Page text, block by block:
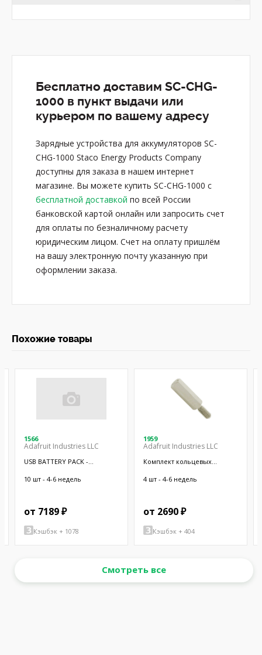
Бесплатно доставим SC-CHG-
1000 в пункт выдачи или
курьером по вашему адресу
Зарядные устройства для аккумуляторов SC-
CHG-1000 Staco Energy Products Company
доступны для заказа в нашем интернет
магазине. Вы можете купить SC-CHG-1000 с
бесплатной доставкой по всей России
банковской картой онлайн или запросить счет
для оплаты по безналичному расчету
юридическим лицом. Счет на оплату пришлём
на вашу электронную почту указанную при
оформлении заказа.
Похожие товары
1566
Adafruit Industries LLC
USB BATTERY PACK -
10 шт - 4-6 недель
от 7189 ₽
Кэшбэк + 1078
1959
Adafruit Industries LLC
Комплект кольцевых
4 шт - 4-6 недель
от 2690 ₽
Кэшбэк + 404
Смотреть все